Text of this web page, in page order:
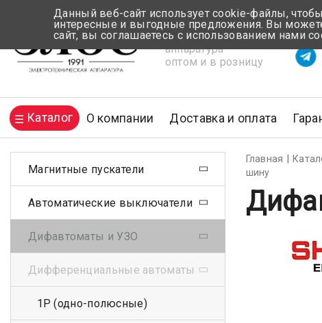
Электротехническая
аппаратура
оптом и в розницу
Каталог О компании Доставка и оплата
Главная
шину
Магнитные пускатели
Автоматические выключатели
Дифавтоматы и УЗО
Дифференциальные автоматы
1Р (одно-полюсные)
Данный веб-сайт использует cookie-файлы,
интересные и выгодные предложения. Вы
сайт, вы соглашаетесь с использованием нами